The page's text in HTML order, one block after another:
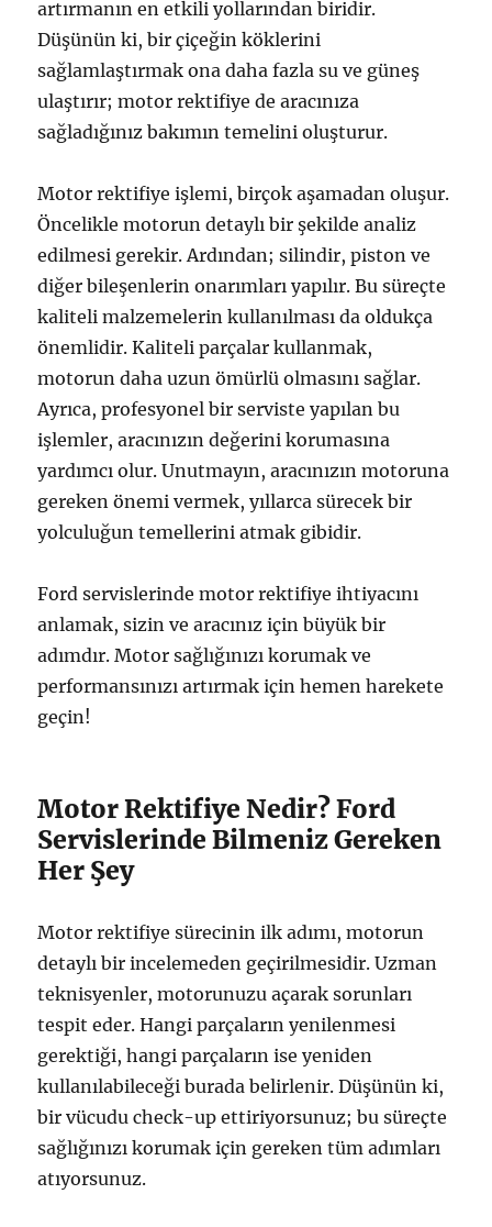
artırmanın en etkili yollarından biridir.
Düşünün ki, bir çiçeğin köklerini
sağlamlaştırmak ona daha fazla su ve güneş
ulaştırır; motor rektifiye de aracınıza
sağladığınız bakımın temelini oluşturur.
Motor rektifiye işlemi, birçok aşamadan oluşur.
Öncelikle motorun detaylı bir şekilde analiz
edilmesi gerekir. Ardından; silindir, piston ve
diğer bileşenlerin onarımları yapılır. Bu süreçte
kaliteli malzemelerin kullanılması da oldukça
önemlidir. Kaliteli parçalar kullanmak,
motorun daha uzun ömürlü olmasını sağlar.
Ayrıca, profesyonel bir serviste yapılan bu
işlemler, aracınızın değerini korumasına
yardımcı olur. Unutmayın, aracınızın motoruna
gereken önemi vermek, yıllarca sürecek bir
yolculuğun temellerini atmak gibidir.
Ford servislerinde motor rektifiye ihtiyacını
anlamak, sizin ve aracınız için büyük bir
adımdır. Motor sağlığınızı korumak ve
performansınızı artırmak için hemen harekete
geçin!
Motor Rektifiye Nedir? Ford
Servislerinde Bilmeniz Gereken
Her Şey
Motor rektifiye sürecinin ilk adımı, motorun
detaylı bir incelemeden geçirilmesidir. Uzman
teknisyenler, motorunuzu açarak sorunları
tespit eder. Hangi parçaların yenilenmesi
gerektiği, hangi parçaların ise yeniden
kullanılabileceği burada belirlenir. Düşünün ki,
bir vücudu check-up ettiriyorsunuz; bu süreçte
sağlığınızı korumak için gereken tüm adımları
atıyorsunuz.